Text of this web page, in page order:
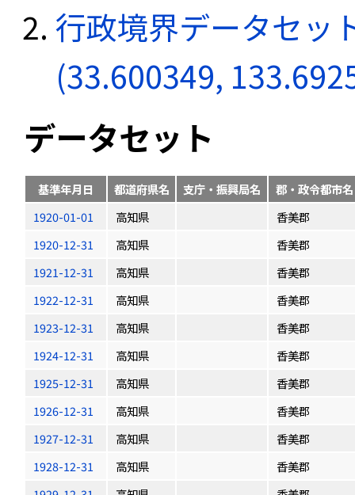
行政境界データセッ
(33.600349,
データセット
基準年月日 都道府県名 支庁・振興局名
郡・政令都市名
1920-01-01
高知県
香美郡
1920-12-31
高知県
香美郡
1921-12-31
高知県
香美郡
1922-12-31
高知県
香美郡
1923-12-31
高知県
香美郡
1924-12-31
高知県
香美郡
1925-12-31
高知県
香美郡
1926-12-31
高知県
香美郡
1927-12-31
高知県
香美郡
1928-12-31
高知県
香美郡